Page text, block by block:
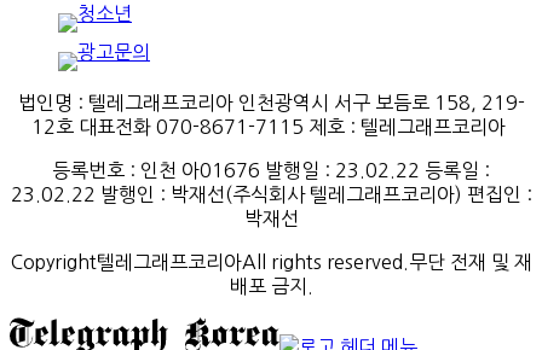
법인명 : 텔레그래프코리아 인천광역시 서구 보듬로 158, 219-
12호 대표전화 070-8671-7115 제호 : 텔레그래프코리아
등록번호 : 인천 아01676 발행일 : 23.02.22 등록일 :
23.02.22 발행인 : 박재선(주식회사텔레그래프코리아) 편집인 :
박재선
Copyright텔레그래프코리아All rights reserved.무단 전재 및 재
배포 금지.